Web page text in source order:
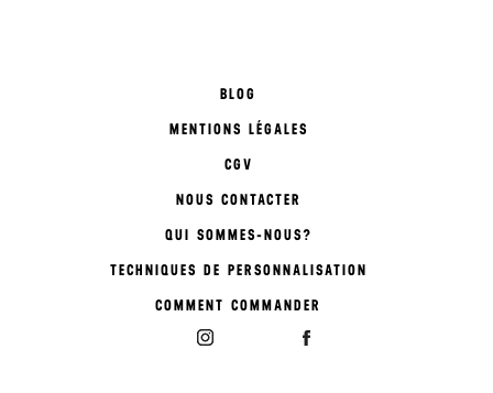
BLOG
MENTIONS LÉGALES
CGV
NOUS CONTACTER
QUI SOMMES-NOUS?
TECHNIQUES DE PERSONNALISATION
COMMENT COMMANDER